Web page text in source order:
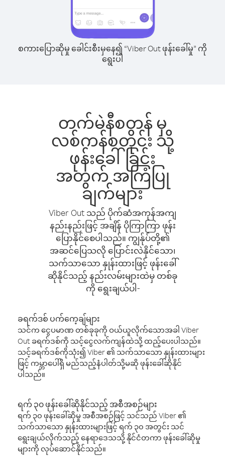
စကားပြောဆိုမှု ခေါင်းစီးမှနေ၍ “Viber Out ဖုန်းခေါ်မှု” ကို
ရွေးပါ
တက်မဲနီစတန် မှ
လစ်ကန်စတိုင်း သို့
ဖုန်းခေါ်ခြင်း
အတွက် အကြံပြု
ချက်များ
Viber Out သည် ပိုက်ဆံအကုန်အကျ
နည်းနည်းဖြင့် အချိန် ပိုကြာကြာ ဖုန်း
ပြောနိုင်စေပါသည်။ ကျွန်ုပ်တို့၏
အဆင်ပြေသလို ပြောင်းလဲနိုင်သော၊
သက်သာသော နှုန်းထားဖြင့် ဖုန်းခေါ်
ဆိုနိုင်သည့် နည်းလမ်းများထဲမှ တစ်ခု
ကို ရွေးချယ်ပါ-
ခရက်ဒစ် ပက်ကေ့ချ်များ
သင်က ငွေပမာဏ တစ်ခုခုကို ဝယ်ယူလိုက်သောအခါ Viber
Out ခရက်ဒစ်ကို သင့်ငွေလက်ကျန်ထဲသို့ ထည့်ပေးပါသည်။
သင့်ခရက်ဒစ်ကိုသုံး၍ Viber ၏ သက်သာသော နှုန်းထားများ
ဖြင့် ကမ္ဘာပေါ်ရှိ မည်သည့်နံပါတ်သို့မဆို ဖုန်းခေါ်ဆိုနိုင်
ပါသည်။
ရက် ၃၀ ဖုန်းခေါ်ဆိုနိုင်သည့် အစီအစဉ်များ
ရက် ၃၀ ဖုန်းခေါ်ဆိုမှု အစီအစဉ်ဖြင့် သင်သည် Viber ၏
သက်သာသော နှုန်းထားများဖြင့် ရက် ၃၀ အတွင်း သင်
ရွေးချယ်လိုက်သည့် နေရာဒေသသို့ နိုင်ငံတကာ ဖုန်းခေါ်ဆိုမှု
များကို လုပ်ဆောင်နိုင်သည်။